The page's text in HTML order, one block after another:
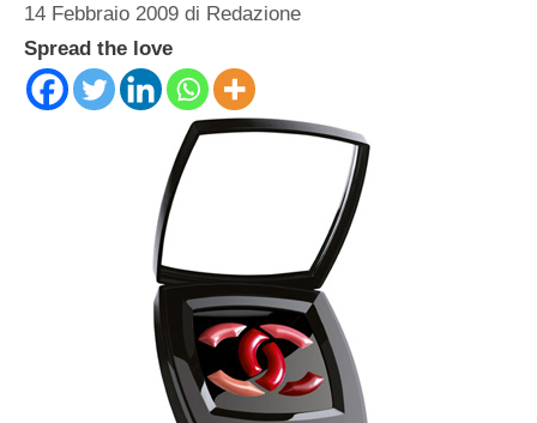
14 Febbraio 2009 di Redazione
Spread the love